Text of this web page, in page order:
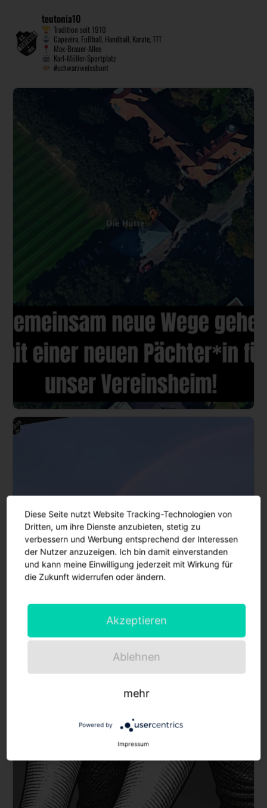
teutonia10
Tradition seit 1910
Capoeira, Fußball, Handball, Karate, TTT
Max-Brauer-Allee
Karl-Möller-Sportplatz
#schwarzweissbunt
Diese Seite nutzt Website Tracking-Technologien von
Dritten, um ihre Dienste anzubieten, stetig zu
verbessern und Werbung entsprechend der Interessen
der Nutzer anzuzeigen. Ich bin damit einverstanden
und kann meine Einwilligung jederzeit mit Wirkung für
die Zukunft widerrufen oder ändern.
Akzeptieren
Ablehnen
mehr
Powered by
Impressum